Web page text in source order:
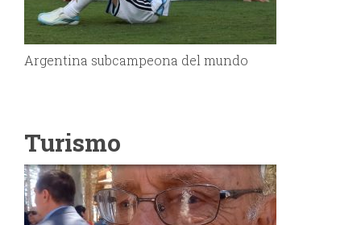
Argentina subcampeona del mundo
Turismo